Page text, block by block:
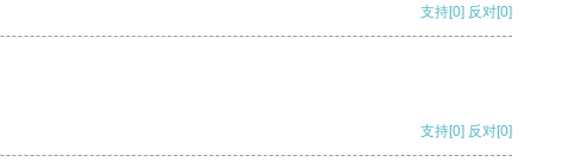
支持[0] 反对[0]
支持[0] 反对[0]